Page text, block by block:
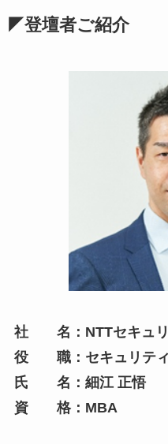
◤登壇者ご紹介
社 名：NTTセキュリ
役 職：セキュリテ
氏 名：細江 正悟
資 格：MBA